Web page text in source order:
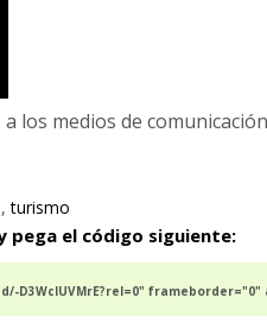
los medios de
,turismo
pega el código siguiente:
D3WcIUVMrE?rel=0"